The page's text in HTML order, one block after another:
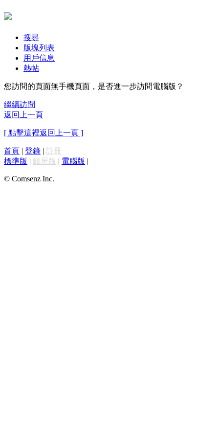
搜尋
版塊列表
用戶信息
熱帖
您訪問的頁面無手機頁面，是否進一步訪問電腦版？
繼續訪問
返回上一頁
[ 點擊這裡返回上一頁 ]
首頁 | 登錄 | 註冊
標準版 | 觸屏版 | 電腦版 |
© Comsenz Inc.